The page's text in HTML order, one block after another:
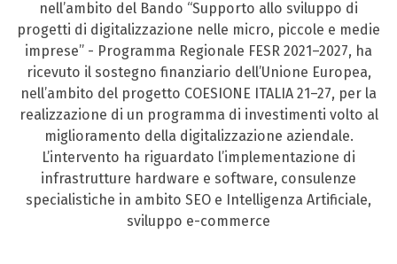
nell’ambito del Bando “Supporto allo sviluppo di
progetti di digitalizzazione nelle micro, piccole e medie
imprese” - Programma Regionale FESR 2021–2027, ha
ricevuto il sostegno finanziario dell’Unione Europea,
nell’ambito del progetto COESIONE ITALIA 21–27, per la
realizzazione di un programma di investimenti volto al
miglioramento della digitalizzazione aziendale.
L’intervento ha riguardato l’implementazione di
infrastrutture hardware e software, consulenze
specialistiche in ambito SEO e Intelligenza Artificiale,
sviluppo e-commerce